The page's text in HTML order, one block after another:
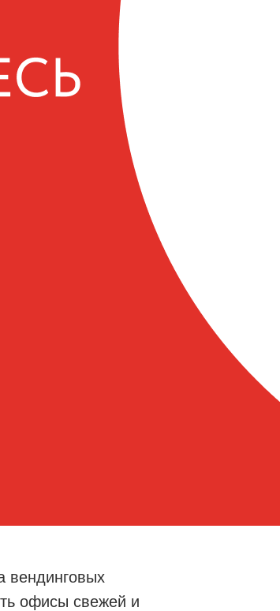
вендинговых
офисы свежей и